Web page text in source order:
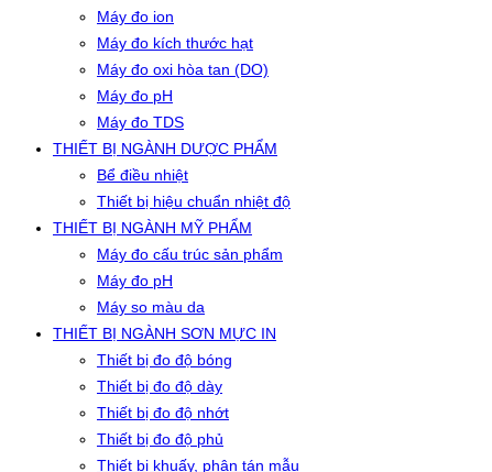
Máy đo ion
Máy đo kích thước hạt
Máy đo oxi hòa tan (DO)
Máy đo pH
Máy đo TDS
THIẾT BỊ NGÀNH DƯỢC PHẨM
Bể điều nhiệt
Thiết bị hiệu chuẩn nhiệt độ
THIẾT BỊ NGÀNH MỸ PHẨM
Máy đo cấu trúc sản phẩm
Máy đo pH
Máy so màu da
THIẾT BỊ NGÀNH SƠN MỰC IN
Thiết bị đo độ bóng
Thiết bị đo độ dày
Thiết bị đo độ nhớt
Thiết bị đo độ phủ
Thiết bị khuấy, phân tán mẫu